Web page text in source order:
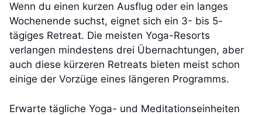
Wenn du einen kurzen Ausflug oder ein langes
Wochenende suchst, eignet sich ein 3- bis 5-
tägiges Retreat. Die meisten Yoga-Resorts
verlangen mindestens drei Übernachtungen, aber
auch diese kürzeren Retreats bieten meist schon
einige der Vorzüge eines längeren Programms.
Erwarte tägliche Yoga- und Meditationseinheiten